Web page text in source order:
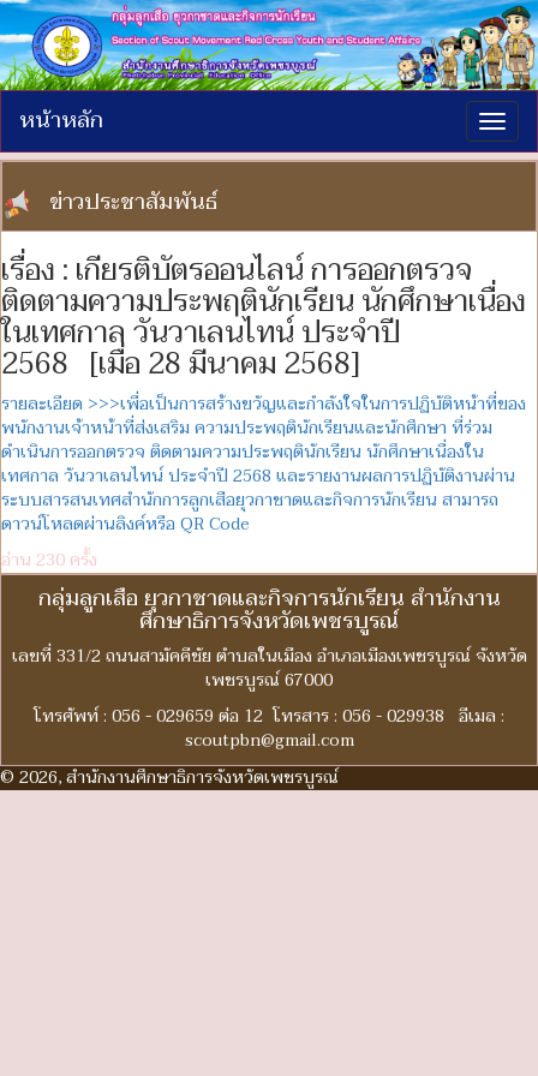
หน้าหลัก
ข่าวประชาสัมพันธ์
เรื่อง : เกียรติบัตรออนไลน์ การออกตรวจ
ติดตามความประพฤตินักเรียน นักศึกษาเนื่อง
ในเทศกาล วันวาเลนไทน์ ประจำปี
2568 [เมื่อ 28 มีนาคม 2568]
รายละเอียด >>>เพื่อเป็นการสร้างขวัญและกำลังใจในการปฏิบัติหน้าที่ของ
พนักงานเจ้าหน้าที่ส่งเสริม ความประพฤตินักเรียนและนักศึกษา ที่ร่วม
ดำเนินการออกตรวจ ติดตามความประพฤตินักเรียน นักศึกษาเนื่องใน
เทศกาล วันวาเลนไทน์ ประจำปี 2568 และรายงานผลการปฏิบัติงานผ่าน
ระบบสารสนเทศสำนักการลูกเสือยุวกาชาดและกิจการนักเรียน สามารถ
ดาวน์โหลดผ่านลิงค์หรือ QR Code
อ่าน 230 ครั้ง
กลุ่มลูกเสือ ยุวกาชาดและกิจการนักเรียน สำนักงาน
ศึกษาธิการจังหวัดเพชรบูรณ์
เลขที่ 331/2 ถนนสามัคคีชัย ตำบลในเมือง อำเภอเมืองเพชรบูรณ์ จังหวัด
เพชรบูรณ์ 67000
โทรศัพท์ : 056 - 029659 ต่อ 12 โทรสาร : 056 - 029938 อีเมล :
scoutpbn@gmail.com
© 2026, สำนักงานศึกษาธิการจังหวัดเพชรบูรณ์